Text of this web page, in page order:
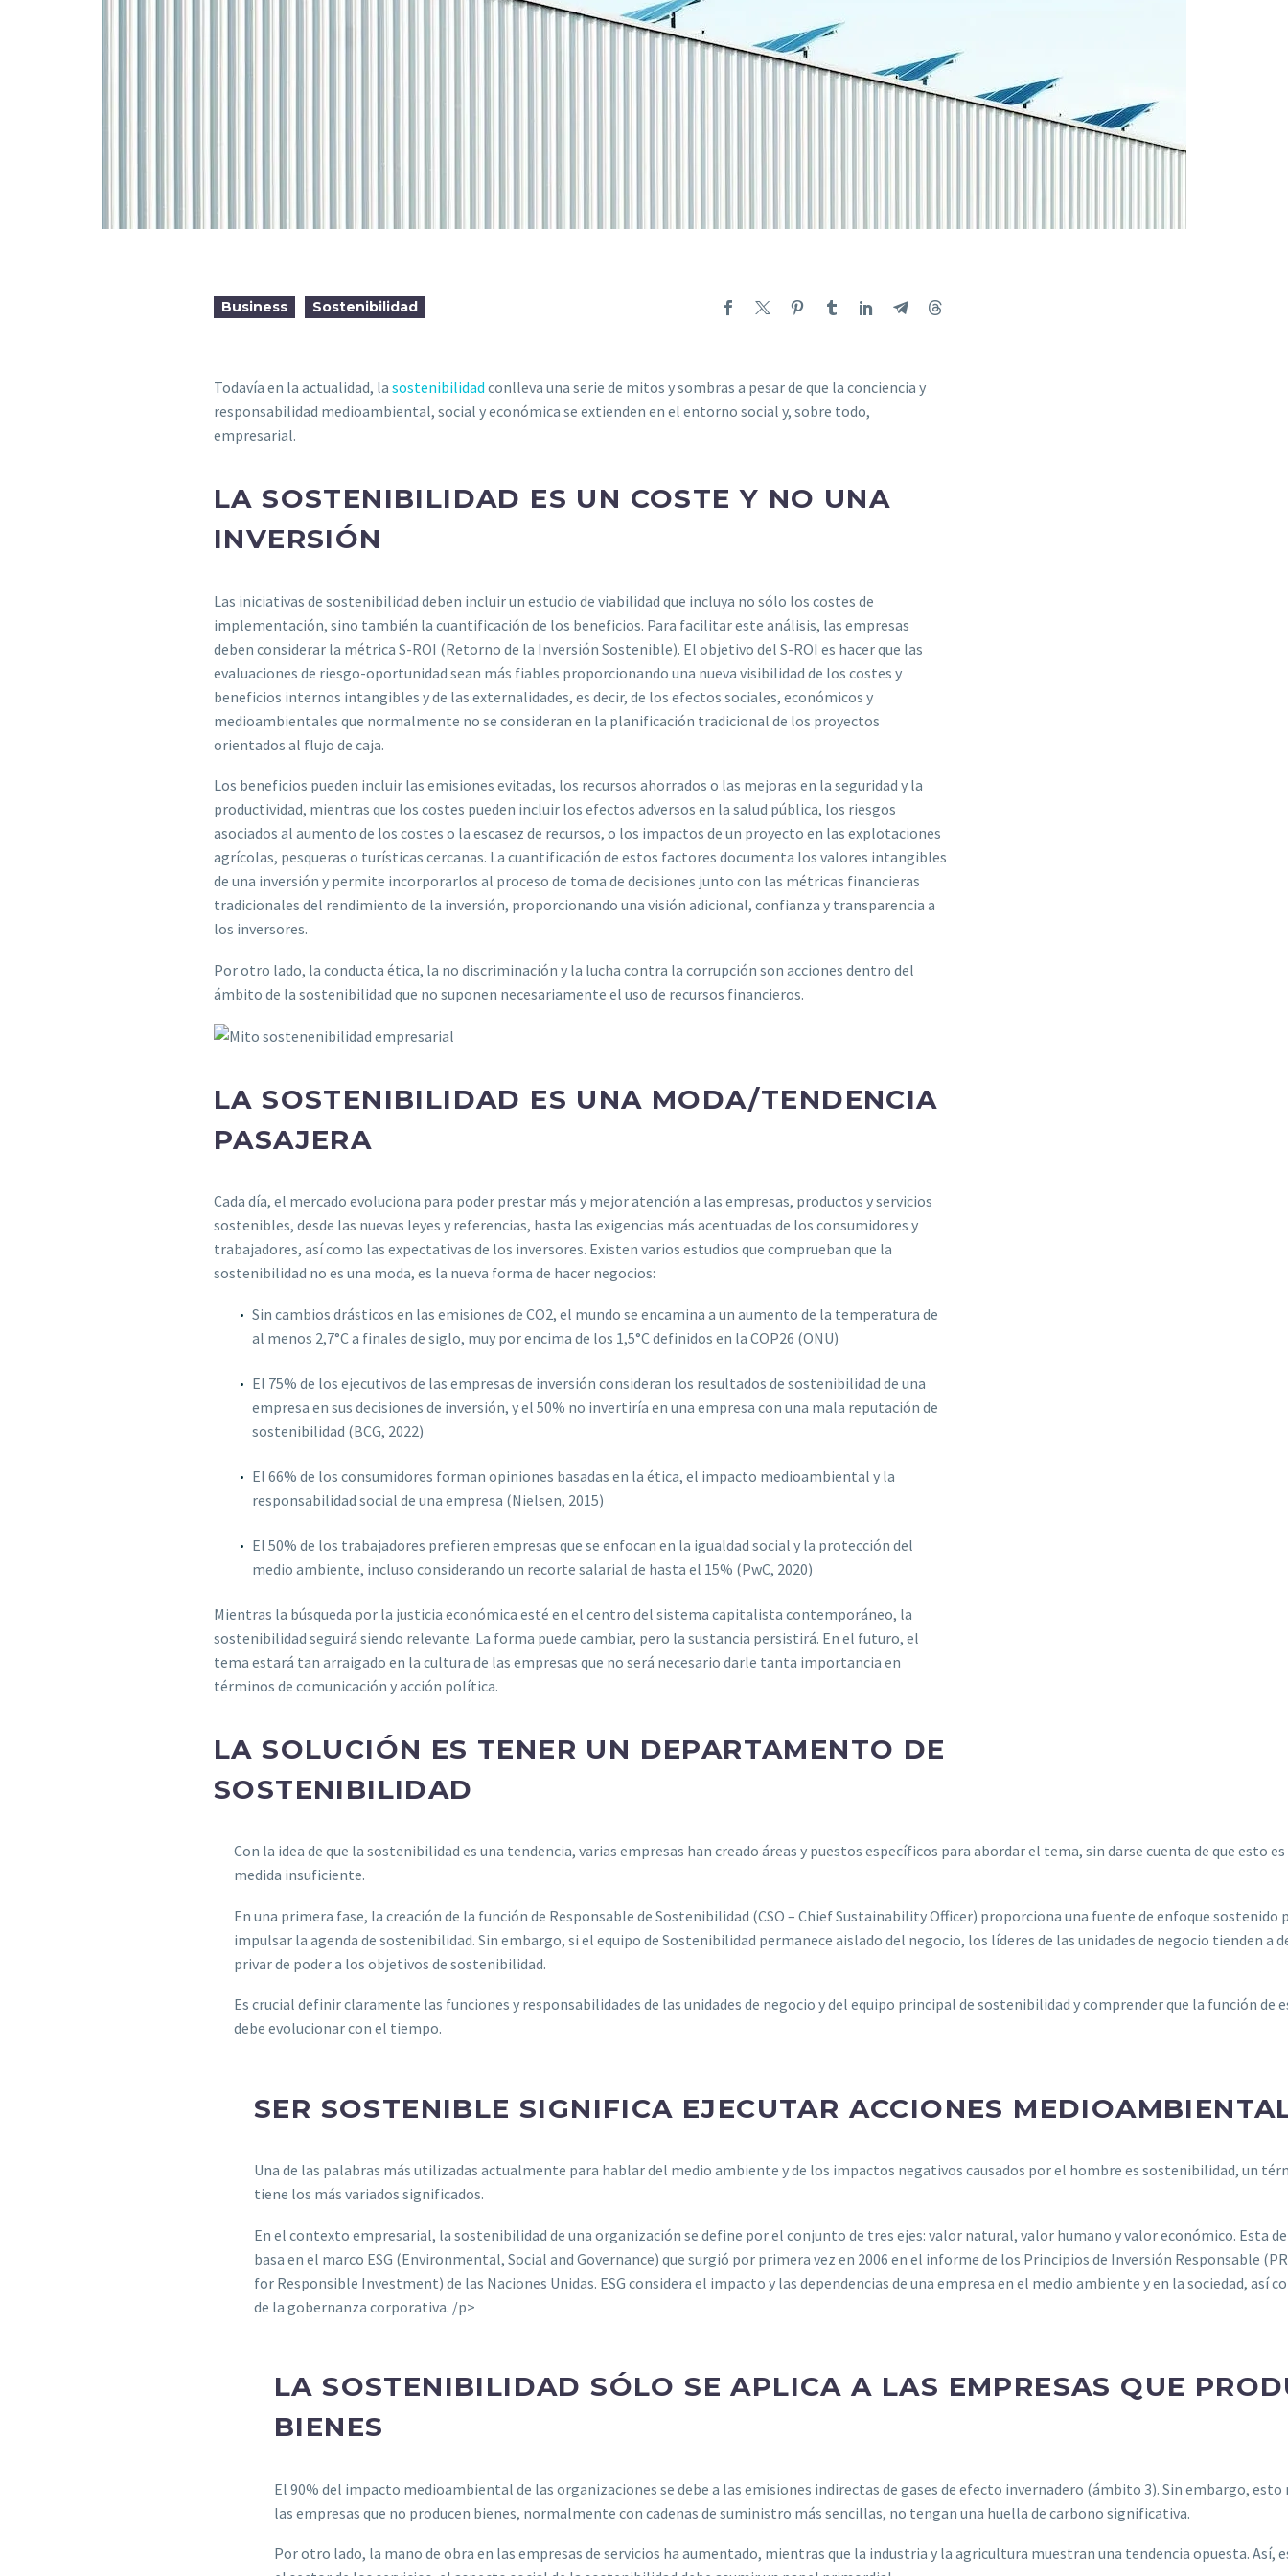
Business Sostenibilidad
Todavía en la actualidad, la sostenibilidad conlleva una serie de mitos y sombras a pesar de que la conciencia y
responsabilidad medioambiental, social y económica se extienden en el entorno social y, sobre todo,
empresarial.
LA SOSTENIBILIDAD ES UN COSTE Y NO UNA
INVERSIÓN
Las iniciativas de sostenibilidad deben incluir un estudio de viabilidad que incluya no sólo los costes de
implementación, sino también la cuantificación de los beneficios. Para facilitar este análisis, las empresas
deben considerar la métrica S-ROI (Retorno de la Inversión Sostenible). El objetivo del S-ROI es hacer que las
evaluaciones de riesgo-oportunidad sean más fiables proporcionando una nueva visibilidad de los costes y
beneficios internos intangibles y de las externalidades, es decir, de los efectos sociales, económicos y
medioambientales que normalmente no se consideran en la planificación tradicional de los proyectos
orientados al flujo de caja.
Los beneficios pueden incluir las emisiones evitadas, los recursos ahorrados o las mejoras en la seguridad y la
productividad, mientras que los costes pueden incluir los efectos adversos en la salud pública, los riesgos
asociados al aumento de los costes o la escasez de recursos, o los impactos de un proyecto en las explotaciones
agrícolas, pesqueras o turísticas cercanas. La cuantificación de estos factores documenta los valores intangibles
de una inversión y permite incorporarlos al proceso de toma de decisiones junto con las métricas financieras
tradicionales del rendimiento de la inversión, proporcionando una visión adicional, confianza y transparencia a
los inversores.
Por otro lado, la conducta ética, la no discriminación y la lucha contra la corrupción son acciones dentro del
ámbito de la sostenibilidad que no suponen necesariamente el uso de recursos financieros.
LA SOSTENIBILIDAD ES UNA MODA/TENDENCIA
PASAJERA
Cada día, el mercado evoluciona para poder prestar más y mejor atención a las empresas, productos y servicios
sostenibles, desde las nuevas leyes y referencias, hasta las exigencias más acentuadas de los consumidores y
trabajadores, así como las expectativas de los inversores. Existen varios estudios que comprueban que la
sostenibilidad no es una moda, es la nueva forma de hacer negocios:
Sin cambios drásticos en las emisiones de CO2, el mundo se encamina a un aumento de la temperatura de
al menos 2,7°C a finales de siglo, muy por encima de los 1,5°C definidos en la COP26 (ONU)
El 75% de los ejecutivos de las empresas de inversión consideran los resultados de sostenibilidad de una
empresa en sus decisiones de inversión, y el 50% no invertiría en una empresa con una mala reputación de
sostenibilidad (BCG, 2022)
El 66% de los consumidores forman opiniones basadas en la ética, el impacto medioambiental y la
responsabilidad social de una empresa (Nielsen, 2015)
El 50% de los trabajadores prefieren empresas que se enfocan en la igualdad social y la protección del
medio ambiente, incluso considerando un recorte salarial de hasta el 15% (PwC, 2020)
Mientras la búsqueda por la justicia económica esté en el centro del sistema capitalista contemporáneo, la
sostenibilidad seguirá siendo relevante. La forma puede cambiar, pero la sustancia persistirá. En el futuro, el
tema estará tan arraigado en la cultura de las empresas que no será necesario darle tanta importancia en
términos de comunicación y acción política.
LA SOLUCIÓN ES TENER UN DEPARTAMENTO DE
SOSTENIBILIDAD
Con la idea de que la sostenibilidad es una tendencia, varias empresas han creado áreas y puestos específicos para abordar el tema, sin darse cuenta de que esto es
medida insuficiente.
En una primera fase, la creación de la función de Responsable de Sostenibilidad (CSO – Chief Sustainability Officer) proporciona una fuente de enfoque sostenido
impulsar la agenda de sostenibilidad. Sin embargo, si el equipo de Sostenibilidad permanece aislado del negocio, los líderes de las unidades de negocio tienden a
privar de poder a los objetivos de sostenibilidad.
Es crucial definir claramente las funciones y responsabilidades de las unidades de negocio y del equipo principal de sostenibilidad y comprender que la función de
debe evolucionar con el tiempo.
SER SOSTENIBLE SIGNIFICA EJECUTAR ACCIONES
Una de las palabras más utilizadas actualmente para hablar del medio ambiente y de los impactos negativos causados por el hombre es sostenibilidad, un
tiene los más variados significados.
En el contexto empresarial, la sostenibilidad de una organización se define por el conjunto de tres ejes: valor natural, valor humano y valor económico. Esta
basa en el marco ESG (Environmental, Social and Governance) que surgió por primera vez en 2006 en el informe de los Principios de Inversión Responsable
for Responsible Investment) de las Naciones Unidas. ESG considera el impacto y las dependencias de una empresa en el medio ambiente y en la sociedad, así
de la gobernanza corporativa. /p>
LA SOSTENIBILIDAD SÓLO SE APLICA A LAS EMPRESAS QUE
BIENES
El 90% del impacto medioambiental de las organizaciones se debe a las emisiones indirectas de gases de efecto invernadero (ámbito 3). Sin embargo, esto
las empresas que no producen bienes, normalmente con cadenas de suministro más sencillas, no tengan una huella de carbono significativa.
Por otro lado, la mano de obra en las empresas de servicios ha aumentado, mientras que la industria y la agricultura muestran una tendencia opuesta. Así,